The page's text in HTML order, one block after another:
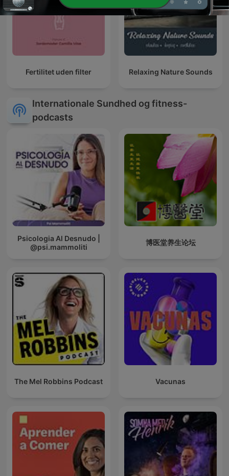
Fertilitet uden filter Relaxing Nature Sounds
Internationale Sundhed og fitness-
podcasts
Psicologia Al Desnudo |
@psi.mammoliti
博医堂养生论坛
The Mel Robbins Podcast Vacunas